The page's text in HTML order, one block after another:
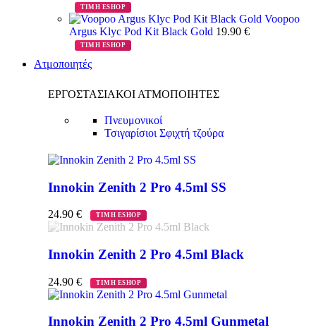
ΤΙΜΗ ESHOP
Voopoo
Argus Klyc Pod Kit Black Gold 19.90 €
ΤΙΜΗ ESHOP
Ατμοποιητές
ΕΡΓΟΣΤΑΣΙΑΚΟΙ ΑΤΜΟΠΟΙΗΤΕΣ
Πνευμονικοί
Τσιγαρίσιοι Σφιχτή τζούρα
Innokin Zenith 2 Pro 4.5ml SS
24.90 € ΤΙΜΗ ESHOP
Innokin Zenith 2 Pro 4.5ml Black
24.90 € ΤΙΜΗ ESHOP
Innokin Zenith 2 Pro 4.5ml Gunmetal